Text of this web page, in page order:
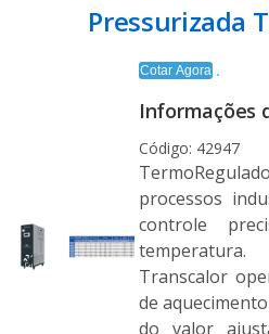
Pressurizada
Cotar Agora
Informações
Código: 42947
processos
controle
Transcalor
de
do valor